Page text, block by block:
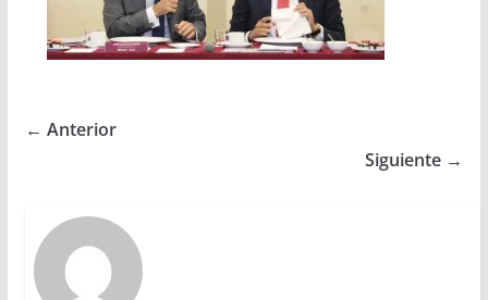
← Anterior
Siguiente →